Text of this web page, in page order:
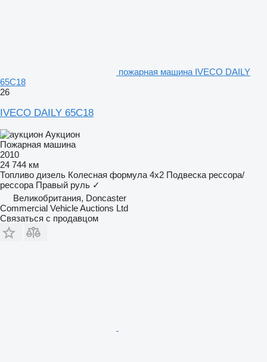
пожарная машина IVECO DAILY
65C18
26
IVECO DAILY 65C18
Аукцион
Пожарная машина
2010
24 744 км
Топливо дизель Колесная формула 4x2 Подвеска рессора/
рессора Правый руль ✓
Великобритания, Doncaster
Commercial Vehicle Auctions Ltd
Связаться с продавцом